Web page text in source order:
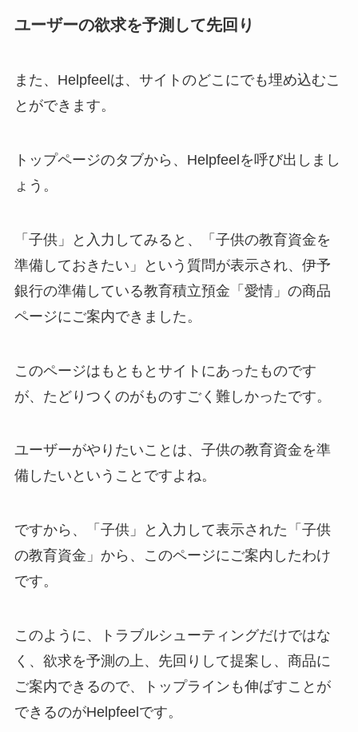
ユーザーの欲求を予測して先回り
また、Helpfeelは、サイトのどこにでも埋め込むこ
とができます。
トップページのタブから、Helpfeelを呼び出しまし
ょう。
「子供」と入力してみると、「子供の教育資金を
準備しておきたい」という質問が表示され、伊予
銀行の準備している教育積立預金「愛情」の商品
ページにご案内できました。
このページはもともとサイトにあったものです
が、たどりつくのがものすごく難しかったです。
ユーザーがやりたいことは、子供の教育資金を準
備したいということですよね。
ですから、「子供」と入力して表示された「子供
の教育資金」から、このページにご案内したわけ
です。
このように、トラブルシューティングだけではな
く、欲求を予測の上、先回りして提案し、商品に
ご案内できるので、トップラインも伸ばすことが
できるのがHelpfeelです。